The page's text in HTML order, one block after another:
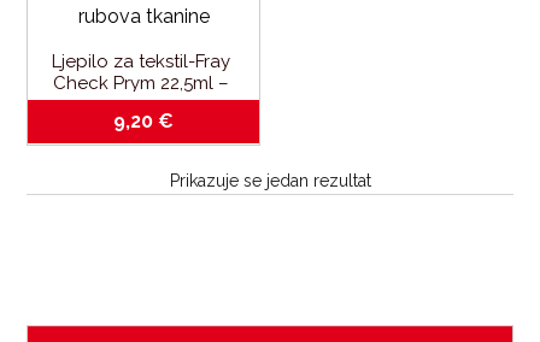
Ljepilo za tekstil-Fray
Check Prym 22,5ml –
sprječava trošenja-
habanja rubova tkanine
9,20 €
Prikazuje se jedan rezultat